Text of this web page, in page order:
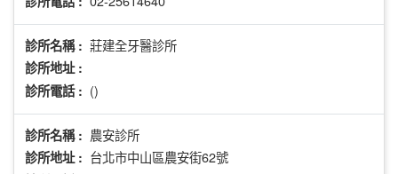
診所名稱 : 莊建全牙醫診所
診所地址 :
診所電話 : ()
診所名稱 : 農安診所
診所地址 : 台北市中山區農安街62號